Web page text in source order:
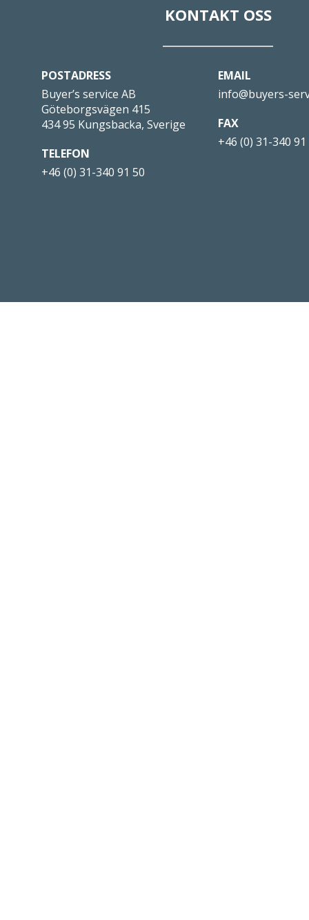
KONTAKT OSS
POSTADRESS
Buyer’s service AB
Göteborgsvägen 415
434 95 Kungsbacka, Sverige
TELEFON
+46 (0) 31-340 91 50
EMAIL
info@buyers-
FAX
+46 (0) 31-340 91